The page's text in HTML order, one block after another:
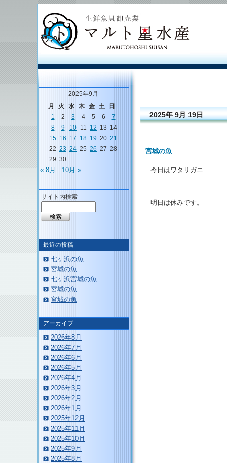
2025年 9月 19日
宮城の魚
今日はワタリガニ
明日は休みです。
2025年9月
月
火 水 木 金 土
日
1
2 3 4 5 6
7
8
9 10 11 12 13 14
15 16 17 18 19 20 21
22 23 24 25 26 27 28
29 30
« 8月 10月 »
サイト内検索
最近の投稿
七ヶ浜の魚
宮城の魚
七ヶ浜宮城の魚
宮城の魚
宮城の魚
アーカイブ
2026年8月
2026年7月
2026年6月
2026年5月
2026年4月
2026年3月
2026年2月
2026年1月
2025年12月
2025年11月
2025年10月
2025年9月
2025年8月